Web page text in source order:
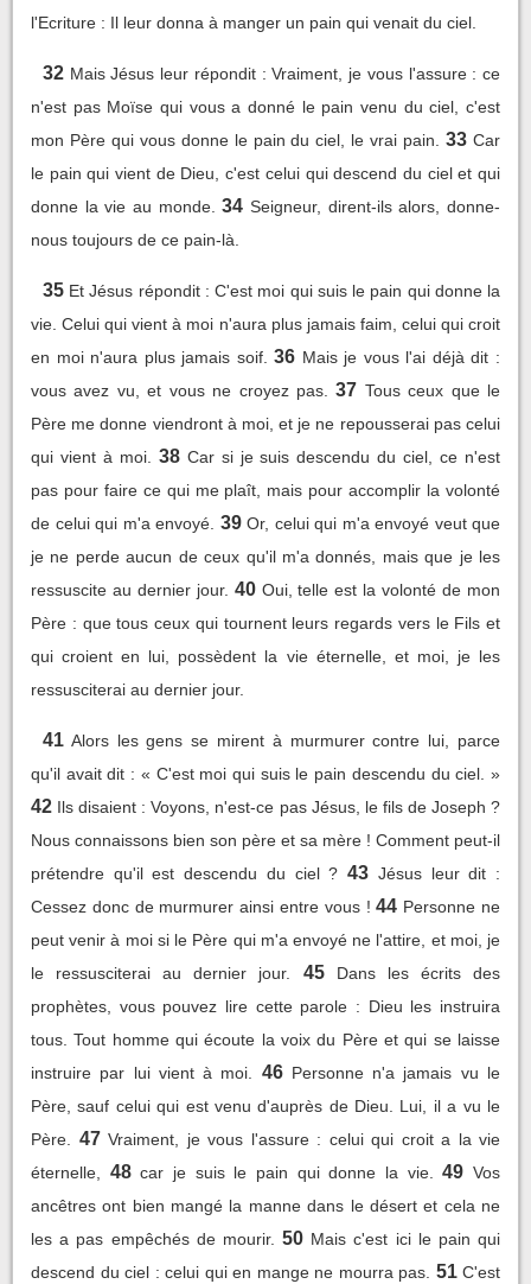
l'Ecriture : Il leur donna à manger un pain qui venait du ciel.
32 Mais Jésus leur répondit : Vraiment, je vous l'assure : ce
n'est pas Moïse qui vous a donné le pain venu du ciel, c'est
mon Père qui vous donne le pain du ciel, le vrai pain.
33 Car
le pain qui vient de Dieu, c'est celui qui descend du ciel et qui
donne la vie au monde. 34 Seigneur, dirent-ils alors, donne-
nous toujours de ce pain-là.
35 Et Jésus répondit : C'est moi qui suis le pain qui donne la
vie. Celui qui vient à moi n'aura plus jamais faim, celui qui croit
en moi n'aura plus jamais soif. 36 Mais je vous l'ai déjà dit :
vous avez vu, et vous ne croyez pas.
37 Tous ceux que le
Père me donne viendront à moi, et je ne repousserai pas celui
qui vient à moi.
38 Car si je suis descendu du ciel, ce n'est
pas pour faire ce qui me plaît, mais pour accomplir la volonté
de celui qui m'a envoyé. 39 Or, celui qui m'a envoyé veut que
je ne perde aucun de ceux qu'il m'a donnés, mais que je les
ressuscite au dernier jour. 40 Oui, telle est la volonté de mon
Père : que tous ceux qui tournent leurs regards vers le Fils et
qui croient en lui, possèdent la vie éternelle, et moi, je les
ressusciterai au dernier jour.
41 Alors les gens se mirent à murmurer contre lui, parce
qu'il avait dit : « C'est moi qui suis le pain descendu du ciel. »
42 Ils disaient : Voyons, n'est-ce pas Jésus, le fils de Joseph ?
Nous connaissons bien son père et sa mère ! Comment peut-il
prétendre qu'il est descendu du ciel ? 43 Jésus leur dit :
Cessez donc de murmurer ainsi entre vous ! 44 Personne ne
peut venir à moi si le Père qui m'a envoyé ne l'attire, et moi, je
le ressusciterai au dernier jour.
45
Dans les écrits des
prophètes, vous pouvez lire cette parole : Dieu les instruira
tous. Tout homme qui écoute la voix du Père et qui se laisse
instruire par lui vient à moi.
46 Personne n'a jamais vu le
Père, sauf celui qui est venu d'auprès de Dieu. Lui, il a vu le
Père.
47 Vraiment, je vous l'assure : celui qui croit a la vie
éternelle,
48 car je suis le pain qui donne la vie. 49 Vos
ancêtres ont bien mangé la manne dans le désert et cela ne
les a pas empêchés de mourir. 50 Mais c'est ici le pain qui
descend du ciel : celui qui en mange ne mourra pas. 51 C'est